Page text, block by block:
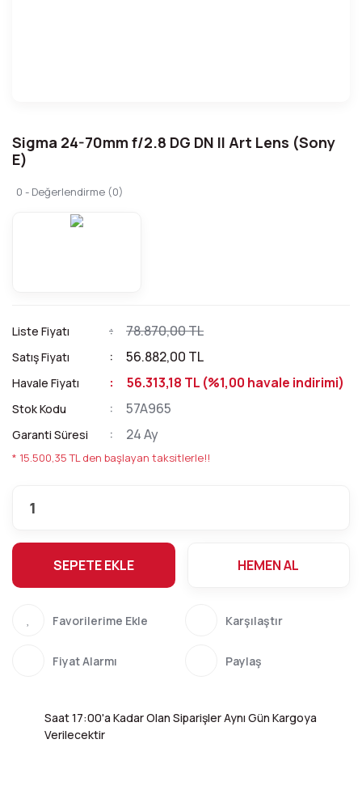
Sigma 24-70mm f/2.8 DG DN II Art Lens (Sony
E)
0 - Değerlendirme (0)
Liste Fiyatı 78.870,00 TL
Satış Fiyatı 56.882,00 TL
Havale Fiyatı 56.313,18 TL (%1,00 havale indirimi)
Stok Kodu 57A965
Garanti Süresi 24 Ay
* 15.500,35 TL den başlayan taksitlerle!!
SEPETE EKLE HEMEN AL
Karşılaştır
Fiyat Alarmı Paylaş
Saat 17:00'a Kadar Olan Siparişler Aynı Gün Kargoya
Verilecektir